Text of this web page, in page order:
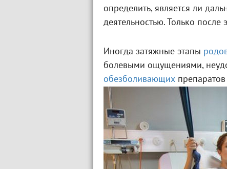
определить, является ли
деятельностью. Только
Иногда затяжные этапы
болевыми ощущениями,
обезболивающих